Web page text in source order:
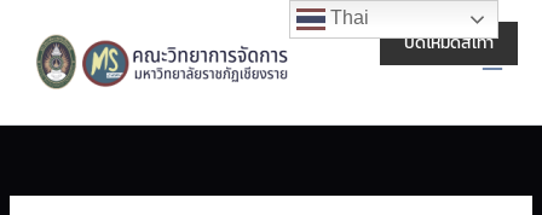
content
Main
Thai
ปิดโหมดสีเทา